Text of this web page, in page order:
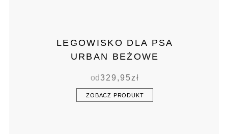
LEGOWISKO DLA PSA
URBAN BEŻOWE
od329,95zł
ZOBACZ PRODUKT